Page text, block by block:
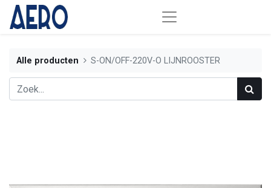
Alle producten S-ON/OFF-220V-O LIJNROOSTER